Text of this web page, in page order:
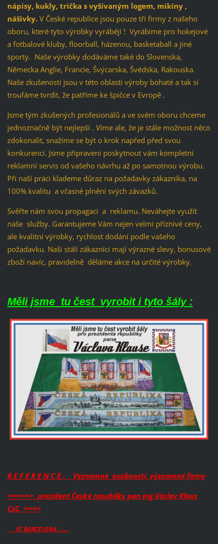
nápisy, kukly, trička s vyšívaným logem, mikiny ,
nášivky.V České republice jsou pouze tři firmy z našeho
oboru, které tyto výrobky vyráběji ! Vyrábíme pro hokejové
a fotbalové kluby, floorball, házenou, basketaball a jiné
sporty. Naše výrobky dodáváme také do Slovenska,
Německa Anglie, Francie, Švýcarska, Švédska, Rakouska.
Naše zkušenosti jsou v této oblasti výroby bohaté a tak si
troufáme tvrdit, že patříme ke špičce v Evropě .
Jsme tým zkušených profesionálů a ve svém oboru chceme
jednoznačně být nejlepší . Víme ale, že je stále možnost něco
zdokonalit, snažíme se být o krok napřed před svou
konkurencí. Jsme připraveni poskytnout vám kompletní
reklamní servis od vašeho návrhu až po samotnou výrobu.
Při naší práci klademe důraz na požadavky zákazníka, na
100% kvalitu a včasné plnění svých závazků.
Svěřte nám svou propagaci a reklamu. Neváhejte využít
naše služby. Garantujeme Vám nejen velmi příznivé ceny,
ale kvalitní výrobky, rychlost dodání podle vašeho
požadavku. Naši stálí zákazníci mají výrazné slevy, bonusové
zboží navíc, pravidelně děláme akce na určité výrobky.
Měli jsme tu čest vyrobit i tyto šály :
R E F E R E N C E - Významné osobnosti, významné firmy
====== prezident České republiky pan ing.Václav Klaus
CsC ====
___ FC BARCELONA .......